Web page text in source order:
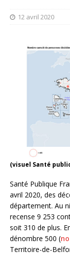
12 avril 2020
(visuel Santé
Santé Publique
avril 2020, des
département. Au
recense 9 253
soit 310 de plus.
dénombre 500 (
Territoire-de-